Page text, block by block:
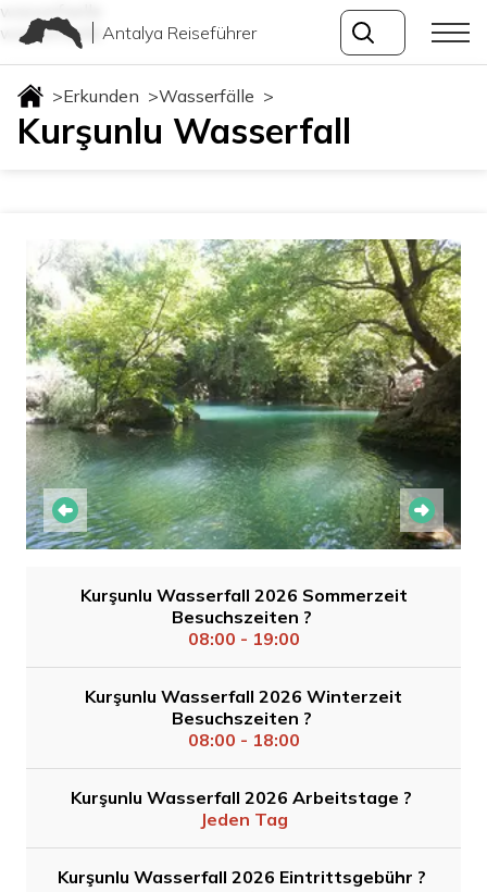
wasserfaelle
wasserfaelle Antalya Reiseführer
>Erkunden >Wasserfälle >
Kurşunlu Wasserfall
Kurşunlu Wasserfall 2026 Sommerzeit
Besuchszeiten ?
08:00 - 19:00
Kurşunlu Wasserfall 2026 Winterzeit
Besuchszeiten ?
08:00 - 18:00
Kurşunlu Wasserfall 2026 Arbeitstage ?
Jeden Tag
Kurşunlu Wasserfall 2026 Eintrittsgebühr ?